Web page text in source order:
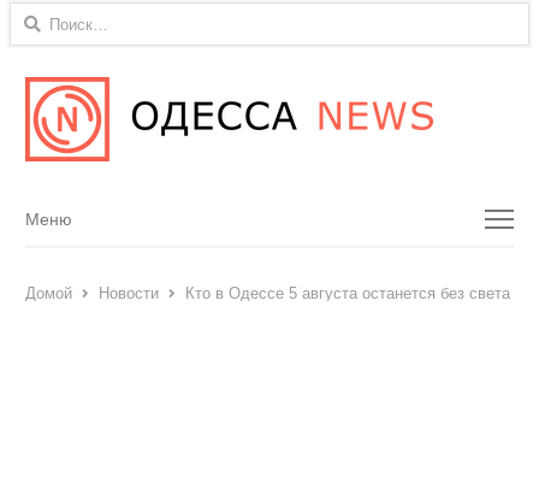
Найти:
Menu
Меню
Домой Новости Кто в Одессе 5 августа останется без света